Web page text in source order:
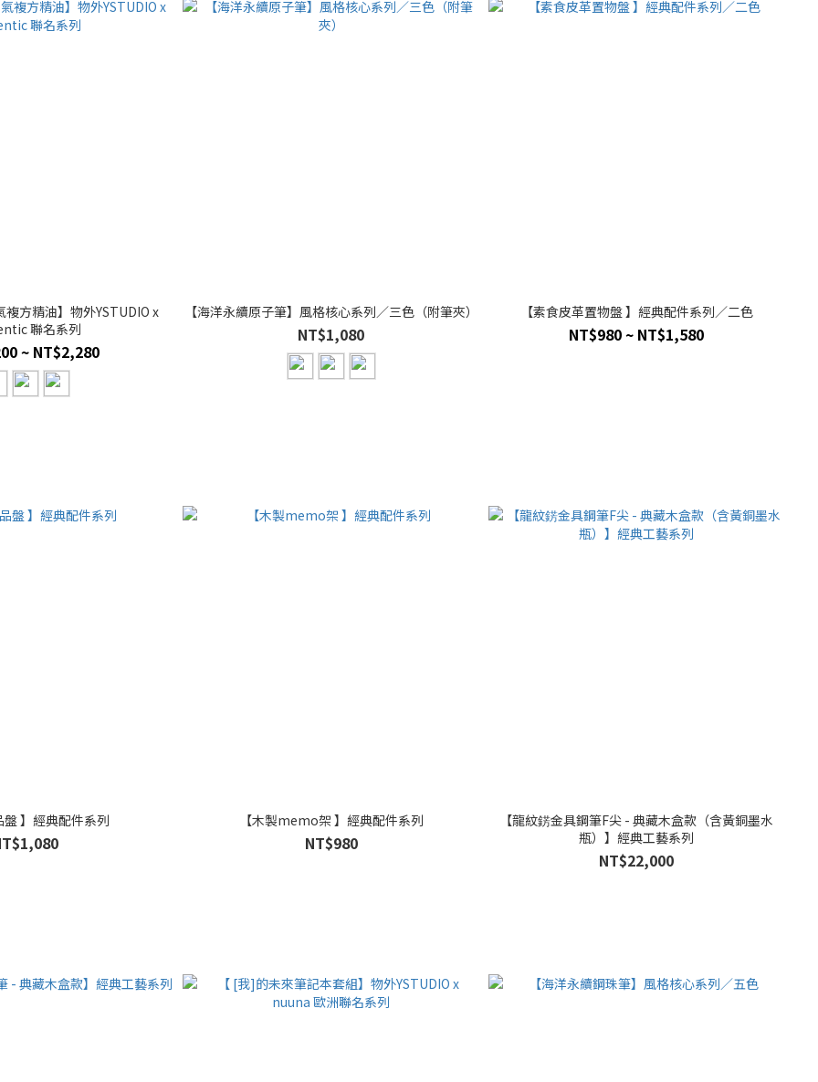
方精油】物外YSTUDIO x
聯名系列
~ NT$2,280
【海洋永續原子筆】風格核心系列／三色（附筆夾）
NT$1,080
【素食皮革置物盤 】經典配件系列／二色
NT$980 ~ NT$1,580
】經典配件系列 【木製memo架 】經典配件系列
NT$980
【龍紋錺金具鋼筆F尖 - 典藏木盒款（含黃銅墨水
瓶）】經典工藝系列
NT$22,000